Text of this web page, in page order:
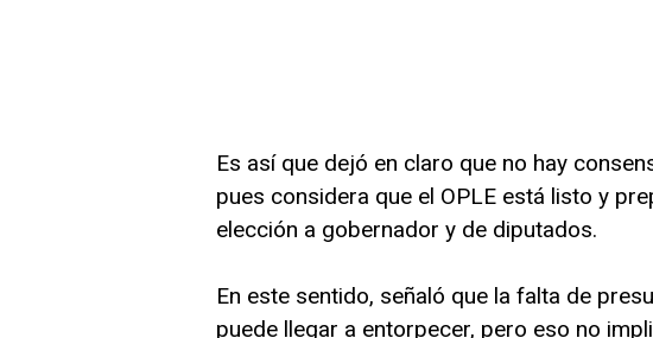
Es así que dejó en claro que no hay
pues considera que el OPLE está listo y
elección a gobernador y de diputados.
En este sentido, señaló que la falta de
puede llegar a entorpecer, pero eso no